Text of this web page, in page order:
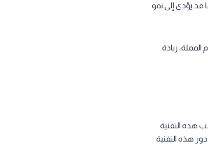
قد يؤدي إلى نمو
المملة، زيادة
هذه التقنية
هذه التقنية